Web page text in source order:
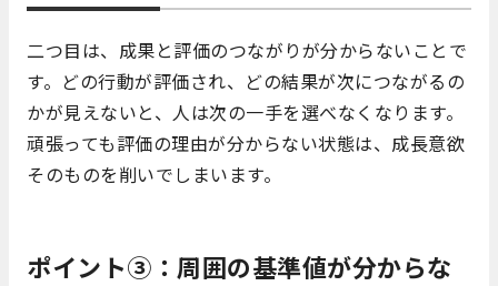
二つ目は、成果と評価のつながりが分からないことで
す。どの行動が評価され、どの結果が次につながるの
かが見えないと、人は次の一手を選べなくなります。
頑張っても評価の理由が分からない状態は、成長意欲
そのものを削いでしまいます。
ポイント③：周囲の基準値が分からな